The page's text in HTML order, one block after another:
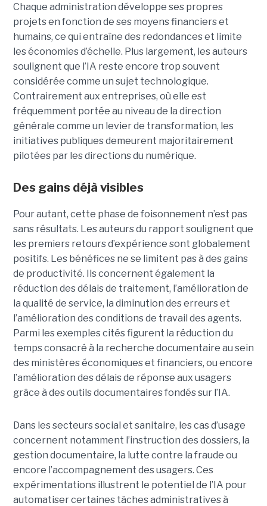
Chaque administration développe ses propres
projets en fonction de ses moyens financiers et
humains, ce qui entraîne des redondances et limite
les économies d’échelle. Plus largement, les auteurs
soulignent que l’IA reste encore trop souvent
considérée comme un sujet technologique.
Contrairement aux entreprises, où elle est
fréquemment portée au niveau de la direction
générale comme un levier de transformation, les
initiatives publiques demeurent majoritairement
pilotées par les directions du numérique.
Des gains déjà visibles
Pour autant, cette phase de foisonnement n’est pas
sans résultats. Les auteurs du rapport soulignent que
les premiers retours d’expérience sont globalement
positifs. Les bénéfices ne se limitent pas à des gains
de productivité. Ils concernent également la
réduction des délais de traitement, l’amélioration de
la qualité de service, la diminution des erreurs et
l’amélioration des conditions de travail des agents.
Parmi les exemples cités figurent la réduction du
temps consacré à la recherche documentaire au sein
des ministères économiques et financiers, ou encore
l’amélioration des délais de réponse aux usagers
grâce à des outils documentaires fondés sur l’IA.
Dans les secteurs social et sanitaire, les cas d’usage
concernent notamment l’instruction des dossiers, la
gestion documentaire, la lutte contre la fraude ou
encore l’accompagnement des usagers. Ces
expérimentations illustrent le potentiel de l’IA pour
automatiser certaines tâches administratives à